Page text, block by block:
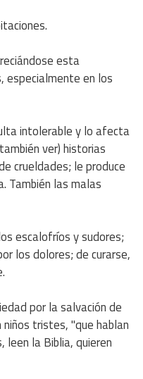
esta
especialmente en los
intolerable y lo afecta
ver) historias
crueldades; le produce
También las malas
escalofríos y sudores;
los dolores; de curarse,
por la salvación de
tristes, "que hablan
la Biblia, quieren